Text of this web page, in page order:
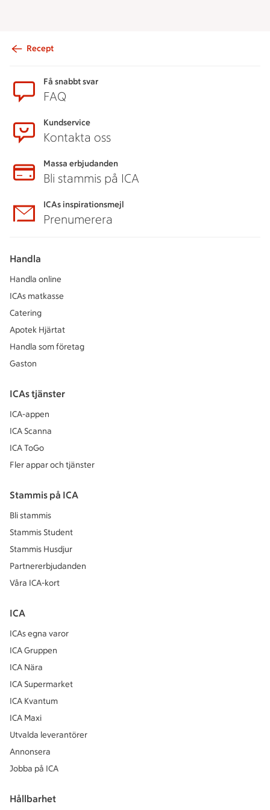
Recept
Få snabbt svar
FAQ
Kundservice
Kontakta oss
Massa erbjudanden
Bli stammis på ICA
ICAs inspirationsmejl
Prenumerera
Handla
Handla online
ICAs matkasse
Catering
Apotek Hjärtat
Handla som företag
Gaston
ICAs tjänster
ICA-appen
ICA Scanna
ICA ToGo
Fler appar och tjänster
Stammis på ICA
Bli stammis
Stammis Student
Stammis Husdjur
Partnererbjudanden
Våra ICA-kort
ICA
ICAs egna varor
ICA Gruppen
ICA Nära
ICA Supermarket
ICA Kvantum
ICA Maxi
Utvalda leverantörer
Annonsera
Jobba på ICA
Hållbarhet